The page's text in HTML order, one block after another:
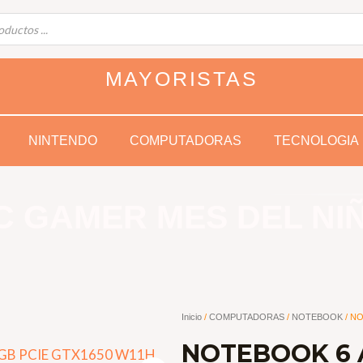
MAYORISTAS
NINTENDO COMPUTADORAS TECNOLOGIA
Inicio / COMPUTADORAS / NOTEBOOK /
NOTEBOOK 6